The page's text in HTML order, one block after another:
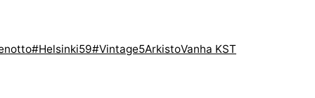
#Helsinki59#Vintage5ArkistoVanha KST